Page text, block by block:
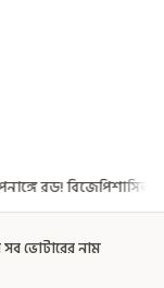
নাবালিকার নৃশংস
সব ভোটারের নাম